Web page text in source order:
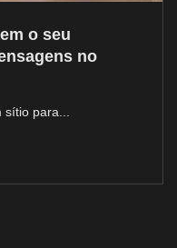
o seu
no
para...